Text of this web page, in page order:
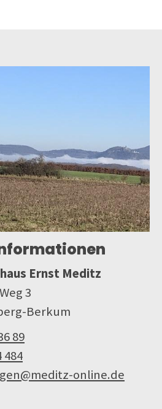
Ernst Meditz
3
Berkum
89
484
online.de